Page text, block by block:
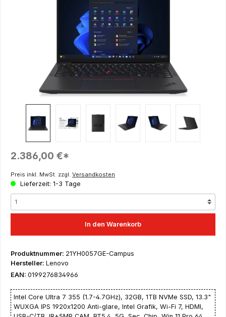
Regulärer Preis:
2.386,00 €*
Preis inkl. MwSt. zzgl. Versandkosten
Lieferzeit: 1-3 Tage
In den Warenkorb
Produktnummer: 21YH0057GE-Campus
Hersteller: Lenovo
EAN: 0199276834966
Intel Core Ultra 7 355 (1.7-4.7GHz), 32GB, 1TB NVMe SSD, 13.3"
WUXGA IPS 1920x1200 Anti-glare, Intel Grafik, Wi-Fi 7, HDMI,